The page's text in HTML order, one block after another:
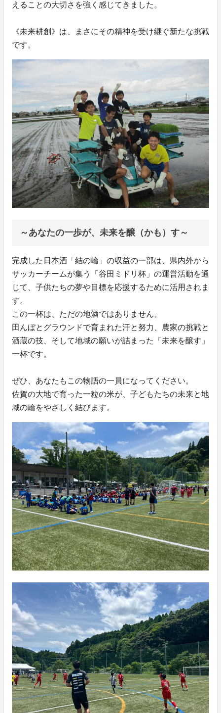
えることの大切さを強く感じてきました。
《未来耕創》は、まさにその精神を受け継ぐ新たな挑戦
です。
～あなたの一歩が、未来を醸（かも）す～
完成した日本酒「結の輪」の収益の一部は、県内外から
サッカーチームが集う「谷田ミドリ杯」の運営活動を通
じて、子供たちの夢や目標を応援するために活用されま
す。
この一杯は、ただの地酒ではありません。
田んぼとグラウンドで育まれた汗と努力、農家の挑戦と
酒蔵の技、そして地域の願いが詰まった「未来を醸す」
一杯です。
ぜひ、あなたもこの物語の一員になってください。
佐賀の大地で育った一粒の米が、子どもたちの未来と地
域の輪をやさしく結びます。